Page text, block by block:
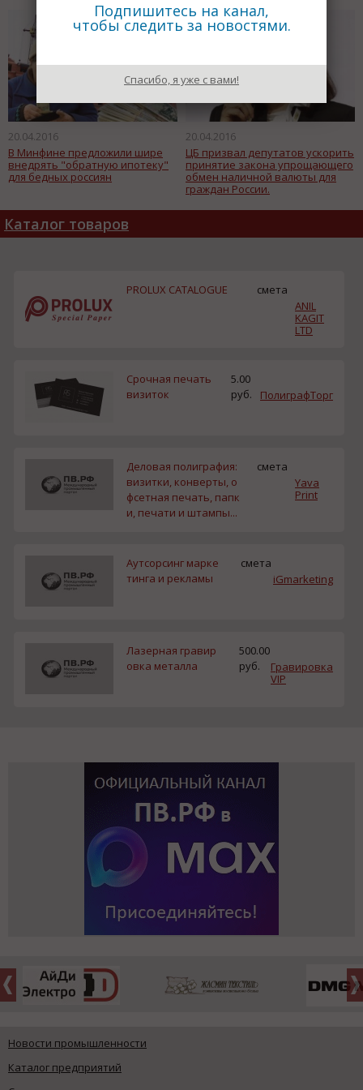
20.04.2016
В Минфине предложили шире
внедрять "обратную ипотеку"
для бедных россиян
20.04.2016
ЦБ призвал депутатов ускорить
принятие закона упрощающего
обмен наличной валюты для
граждан России.
Каталог товаров
PROLUX CATALOGUE
смета
ANIL
KAGIT
LTD
Срочная печать
визиток
5.00
руб.
ПолиграфТорг
Деловая полиграфия:
визитки, конверты, о
фсетная печать, папк
и, печати и штампы...
смета
Yava
Print
Аутсорсинг марке
тинга и рекламы
смета
iGmarketing
Лазерная гравир
овка металла
500.00
руб.
Гравировка
VIP
Новости промышленности
Каталог предприятий
Подпишитесь на канал,
чтобы следить за новостями.
Спасибо, я уже с вами!